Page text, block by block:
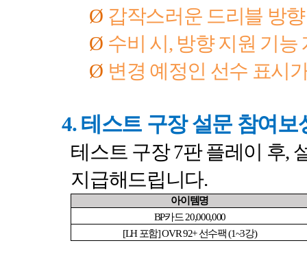
Ø 갑작스러운 드리블 방
Ø 수비 시, 방향 지원 기능
Ø 변경 예정인 선수 표시
4. 테스트 구장 설문 참여보
테스트 구장7판 플레이 후,
지급해드립니다.
아이템명
BP카드 20,000,000
[LH 포함] OVR 92+선수팩(1~3강)